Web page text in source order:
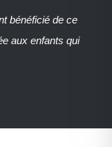
bénéficié de ce
aux enfants qui